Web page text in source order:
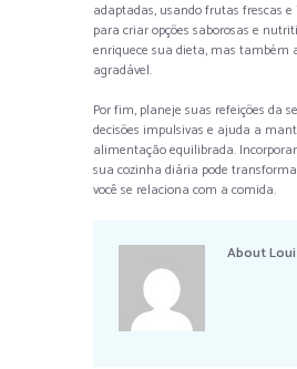
adaptadas, usando frutas frescas
para criar opções saborosas e
enriquece sua dieta, mas também
agradável.
Por fim, planeje suas refeições da
decisões impulsivas e ajuda a
alimentação equilibrada.
sua cozinha diária pode
você se relaciona com a comida.
About